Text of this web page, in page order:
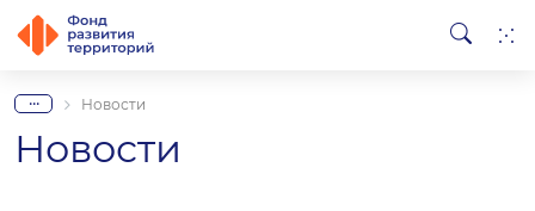
... Новости
Новости